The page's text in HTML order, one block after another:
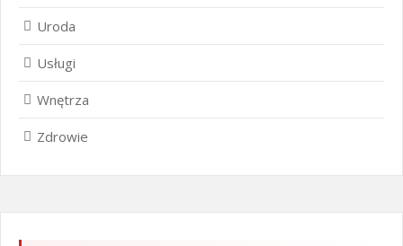
Uroda
Usługi
Wnętrza
Zdrowie